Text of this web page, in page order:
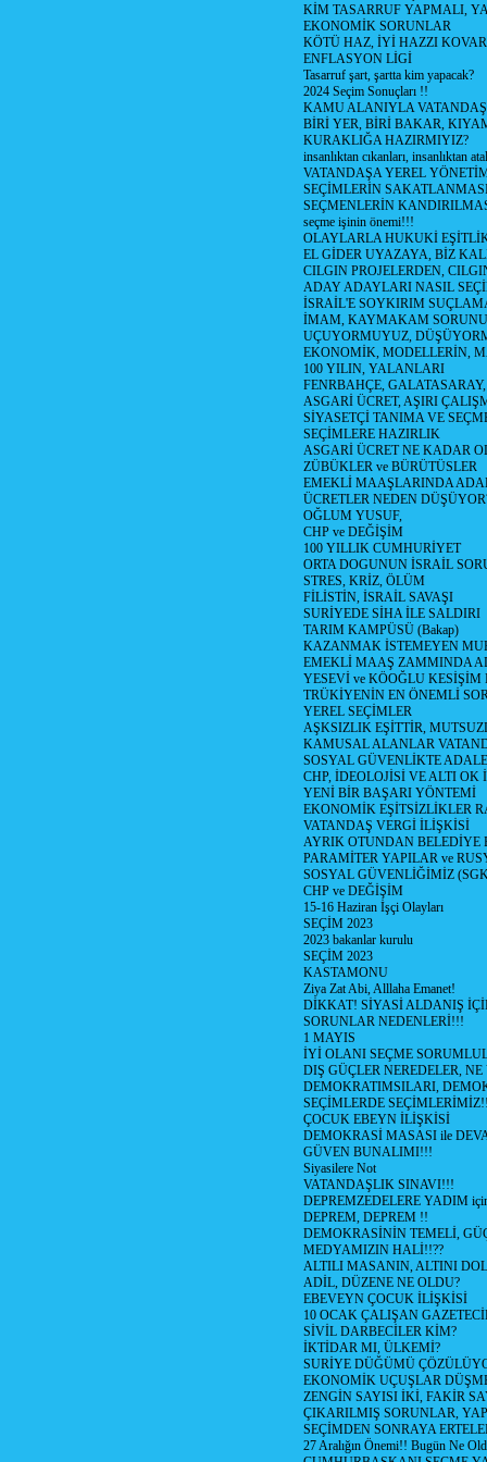
KİM TASARRUF YAPMALI,
EKONOMİK SORUNLAR
KÖTÜ HAZ, İYİ HAZZI
ENFLASYON LİGİ
Tasarruf şart, şartta kim yapacak?
2024 Seçim Sonuçları !!
KAMU ALANIYLA
BİRİ YER, BİRİ BAKAR,
KURAKLIĞA HAZIRMIYIZ?
insanlıktan cıkanları, insanlıktan
VATANDAŞA YEREL
SEÇİMLERİN
SEÇMENLERİN
seçme işinin önemi!!!
OLAYLARLA HUKUKİ
EL GİDER UYAZAYA, BİZ
CILGIN PROJELERDEN,
ADAY ADAYLARI NASIL
İSRAİL'E SOYKIRIM
İMAM, KAYMAKAM SORUNU
UÇUYORMUYUZ,
EKONOMİK, MODELLERİN,
100 YILIN, YALANLARI
FENRBAHÇE,
ASGARİ ÜCRET, AŞIRI
SİYASETÇİ TANIMA VE
SEÇİMLERE HAZIRLIK
ASGARİ ÜCRET NE KADAR
ZÜBÜKLER ve BÜRÜTÜSLER
EMEKLİ MAAŞLARINDA
ÜCRETLER NEDEN
OĞLUM YUSUF,
CHP ve DEĞİŞİM
100 YILLIK CUMHURİYET
ORTA DOGUNUN İSRAİL
STRES, KRİZ, ÖLÜM
FİLİSTİN, İSRAİL SAVAŞI
SURİYEDE SİHA İLE SALDIRI
TARIM KAMPÜSÜ (Bakap)
KAZANMAK İSTEMEYEN
EMEKLİ MAAŞ ZAMMINDA
YESEVİ ve KÖOĞLU
TRÜKİYENİN EN ÖNEMLİ
YEREL SEÇİMLER
AŞKSIZLIK EŞİTTİR,
KAMUSAL ALANLAR
SOSYAL GÜVENLİKTE
CHP, İDEOLOJİSİ VE ALTI OK
YENİ BİR BAŞARI YÖNTEMİ
EKONOMİK EŞİTSİZLİKLER
VATANDAŞ VERGİ İLİŞKİSİ
AYRIK OTUNDAN
PARAMİTER YAPILAR ve
SOSYAL GÜVENLİĞİMİZ
CHP ve DEĞİŞİM
15-16 Haziran İşçi Olayları
SEÇİM 2023
2023 bakanlar kurulu
SEÇİM 2023
KASTAMONU
Ziya Zat Abi, Alllaha Emanet!
DİKKAT! SİYASİ ALDANIŞ
SORUNLAR NEDENLERİ!!!
1 MAYIS
İYİ OLANI SEÇME
DIŞ GÜÇLER NEREDELER,
DEMOKRATIMSILARI,
SEÇİMLERDE
ÇOCUK EBEYN İLİŞKİSİ
DEMOKRASİ MASASI ile
GÜVEN BUNALIMI!!!
Siyasilere Not
VATANDAŞLIK SINAVI!!!
DEPREMZEDELERE YADIM
DEPREM, DEPREM !!
DEMOKRASİNİN TEMELİ,
MEDYAMIZIN HALİ!!??
ALTILI MASANIN, ALTINI
ADİL, DÜZENE NE OLDU?
EBEVEYN ÇOCUK İLİŞKİSİ
10 OCAK ÇALIŞAN
SİVİL DARBECİLER KİM?
İKTİDAR MI, ÜLKEMİ?
SURİYE DÜĞÜMÜ
EKONOMİK UÇUŞLAR
ZENGİN SAYISI İKİ, FAKİR
ÇIKARILMIŞ SORUNLAR,
SEÇİMDEN SONRAYA
27 Aralığın Önemi!! Bugün Ne